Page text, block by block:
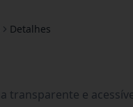
Detalhes
transparente e